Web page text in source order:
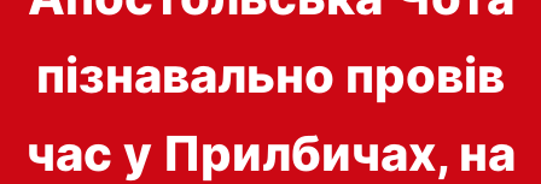
пізнавально провів
час у Прилбичах, на